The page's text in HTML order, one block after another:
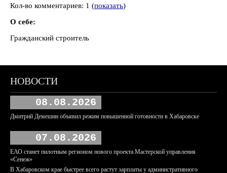
Кол-во комментариев: 1 (показать)
О себе:
Гражданский строитель
НОВОСТИ
08.08.2026
Дмитрий Демешин объявил режим повышенной готовности в Хабаровске
07.08.2026
ЕАО станет пилотным регионом нового проекта Мастерской управления
«Сенеж»
В Хабаровском крае быстрее всего растут зарплаты у административного